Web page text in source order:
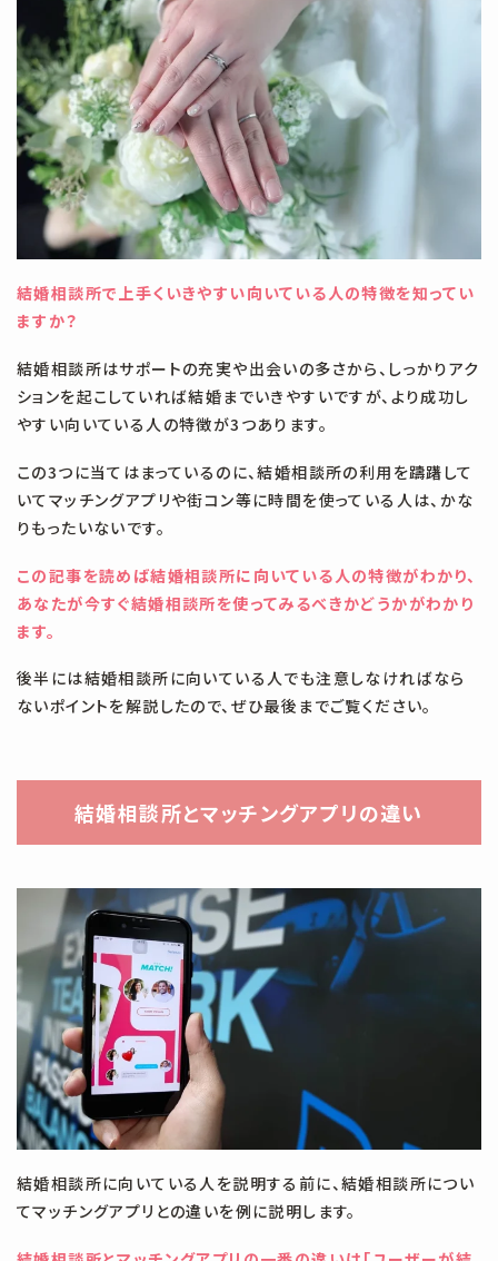
結婚相談所で上手くいきやすい向いている人の特徴を知ってい
ますか？
結婚相談所はサポートの充実や出会いの多さから、しっかりアク
ションを起こしていれば結婚までいきやすいですが、より成功し
やすい向いている人の特徴が3つあります。
この3つに当てはまっているのに、結婚相談所の利用を躊躇して
いてマッチングアプリや街コン等に時間を使っている人は、かな
りもったいないです。
この記事を読めば結婚相談所に向いている人の特徴がわかり、
あなたが今すぐ結婚相談所を使ってみるべきかどうかがわかり
ます。
後半には結婚相談所に向いている人でも注意しなければなら
ないポイントを解説したので、ぜひ最後までご覧ください。
結婚相談所とマッチングアプリの違い
結婚相談所に向いている人を説明する前に、結婚相談所につい
てマッチングアプリとの違いを例に説明します。
婚活の準備&心構え(14)
未分類(16)
男性向け(3)
結婚相談所の基礎知識(5)
#30代 #30代独身 #30代独身男性 #35歳 #3回目
#4回目 #AI IBJ #AI 婚活 #IBJ #LINE #NG #zoom
#お見合い #お見合い お断り #お見合い 断られる #お金
#かからない
#すぐやめた #できない #に #やめてよかった #わからない
#ハイスぺ男子が選ぶ女 #ハートグラム #バツイチ #ブサイク
#マナー #メリット #モテない #モテる #モテる 方法
#ルール #一生結婚 #付き合う #付き合うまで
#会話 #何歳で結婚するのがベスト #再婚
#初デート #初婚 #割り勘 #原因
#向いている人 #奢り #女 #好きになれない
#婚活 #婚活疲れ #婚活診断 #婚約破棄 #嫌われる
#実家暮らし #年齢 #引かれる #彼女いない歴
#彼氏ができない #必要性を感じない #性格診断